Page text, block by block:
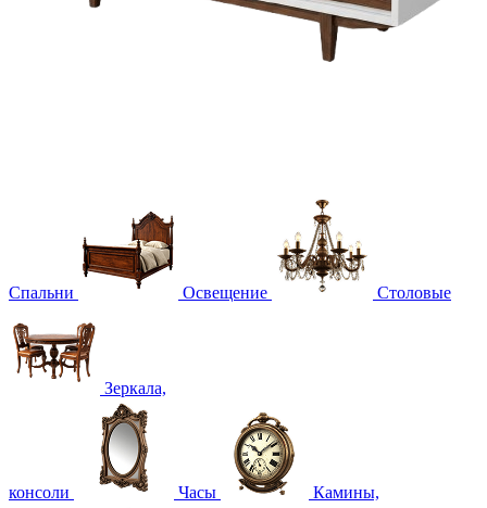
Спальни Освещение Столовые
Зеркала,
консоли Часы Камины,